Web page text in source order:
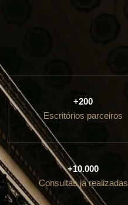
+200
Escritórios parceiros
+10.000
Consultas já realizadas